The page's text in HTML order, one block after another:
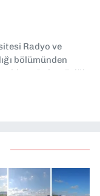
Radyo ve
bölümünden
oldum. Dokuz Eylül